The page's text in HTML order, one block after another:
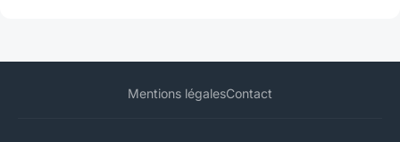
Mentions légalesContact